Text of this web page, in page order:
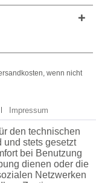
wenn nicht
Impressum
den technischen
und stets gesetzt
bei Benutzung
dienen oder die
Netzwerken